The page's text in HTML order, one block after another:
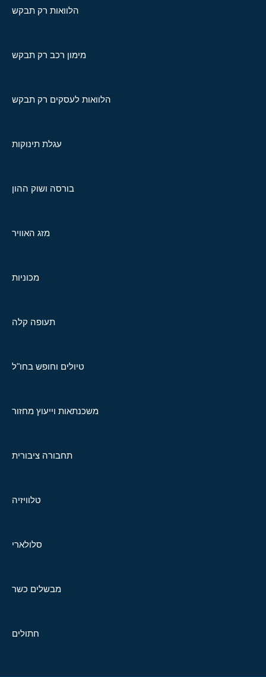
הלוואות רק תבקש
מימון רכב רק תבקש
הלוואות לעסקים רק תבקש
עגלת תינוקות
בורסה ושוק ההון
מזג האוויר
מכוניות
תעופה קלה
טיולים וחופש בחו"ל
משכנתאות וייעוץ מחזור
תחבורה ציבורית
טלוויזיה
סלולארי
מבשלים כשר
חתולים